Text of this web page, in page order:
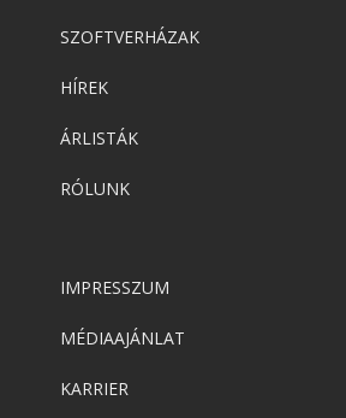
SZOFTVERHÁZAK
HÍREK
ÁRLISTÁK
RÓLUNK
IMPRESSZUM
MÉDIAAJÁNLAT
KARRIER